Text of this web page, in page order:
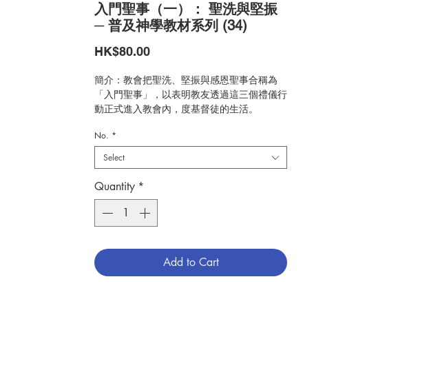
入門聖事（一）： 聖洗與堅振
─ 普及神學教材系列 (34)
HK$80.00Price
簡介：教會把聖洗、堅振與感恩聖事合稱為
「入門聖事」，以表明教友透過這三個禮儀行
動正式進入教會內，度基督徒的生活。
《入門聖事（一）》正要為讀者介紹入門聖事
裡的聖洗與堅振聖事，說明兩件聖事的聖經基
礎和歷史沿革，並解說今天施行的情況及神學
思想，期望讀者讀畢本書後，更能瞭解兩件聖
事的意義。
編寫：丘建峰、潘國忠
版次日期：2020.03
分類：神學
No. *
Select
Quantity *
Add to Cart